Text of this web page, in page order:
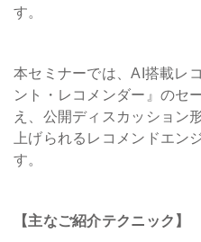
す。
本セミナーでは、AI搭載レ
ント・レコメンダー』のセ
え、公開ディスカッション
上げられるレコメンドエン
す。
【主なご紹介テクニック】